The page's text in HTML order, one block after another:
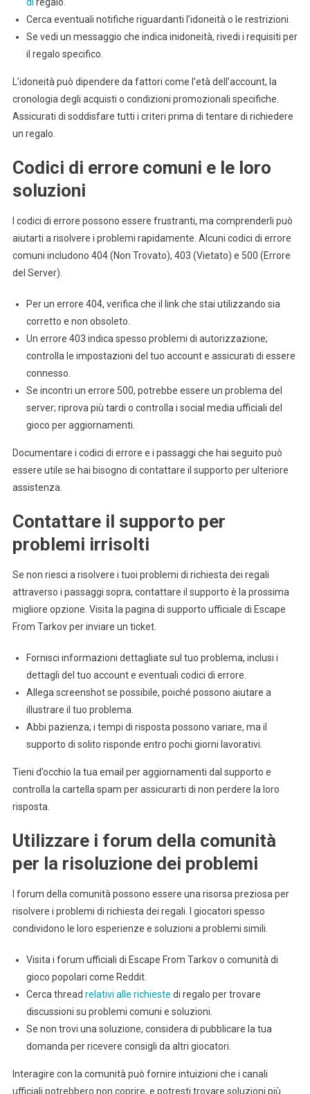
Cerca eventuali notifiche riguardanti l’idoneità o le restrizioni.
Se vedi un messaggio che indica inidoneità, rivedi i requisiti per
il regalo specifico.
L’idoneità può dipendere da fattori come l’età dell’account, la
cronologia degli acquisti o condizioni promozionali specifiche.
Assicurati di soddisfare tutti i criteri prima di tentare di richiedere
un regalo.
Codici di errore comuni e le loro
soluzioni
I codici di errore possono essere frustranti, ma comprenderli può
aiutarti a risolvere i problemi rapidamente. Alcuni codici di errore
comuni includono 404 (Non Trovato), 403 (Vietato) e 500 (Errore
del Server).
Per un errore 404, verifica che il link che stai utilizzando sia
corretto e non obsoleto.
Un errore 403 indica spesso problemi di autorizzazione;
controlla le impostazioni del tuo account e assicurati di essere
connesso.
Se incontri un errore 500, potrebbe essere un problema del
server; riprova più tardi o controlla i social media ufficiali del
gioco per aggiornamenti.
Documentare i codici di errore e i passaggi che hai seguito può
essere utile se hai bisogno di contattare il supporto per ulteriore
assistenza.
Contattare il supporto per
problemi irrisolti
Se non riesci a risolvere i tuoi problemi di richiesta dei regali
attraverso i passaggi sopra, contattare il supporto è la prossima
migliore opzione. Visita la pagina di supporto ufficiale di Escape
From Tarkov per inviare un ticket.
Fornisci informazioni dettagliate sul tuo problema, inclusi i
dettagli del tuo account e eventuali codici di errore.
Allega screenshot se possibile, poiché possono aiutare a
illustrare il tuo problema.
Abbi pazienza; i tempi di risposta possono variare, ma il
supporto di solito risponde entro pochi giorni lavorativi.
Tieni d’occhio la tua email per aggiornamenti dal supporto e
controlla la cartella spam per assicurarti di non perdere la loro
risposta.
Utilizzare i forum della comunità
per la risoluzione dei problemi
I forum della comunità possono essere una risorsa preziosa per
risolvere i problemi di richiesta dei regali. I giocatori spesso
condividono le loro esperienze e soluzioni a problemi simili.
Visita i forum ufficiali di Escape From Tarkov o comunità di
gioco popolari come Reddit.
Cerca thread relativi alle richieste di regalo per trovare
discussioni su problemi comuni e soluzioni.
Se non trovi una soluzione, considera di pubblicare la tua
domanda per ricevere consigli da altri giocatori.
Interagire con la comunità può fornire intuizioni che i canali
ufficiali potrebbero non coprire, e potresti trovare soluzioni più